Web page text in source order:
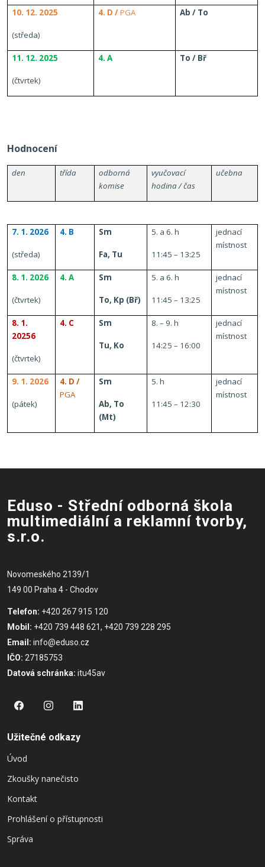
10. 12. 2025
(středa)
4. D /PGA Ab / To
11. 12. 2025
(čtvrtek)
4. A To / Bř
Hodnocení
den třída
odborná
komise
vyučovací
hodina /čas
učebna
7. 1. 2026
(středa)
4. B Sm
Fa, Tu
5. a 6. h
11:45 – 13:25
jednací
místnost
8. 1. 2026
(čtvrtek)
4. A Sm
To, Kp (Bř)
5. a 6. h
11:45 – 13:25
jednací
místnost
8. 1.
20256
(čtvrtek)
4. C Sm
Tu, Ko
8. – 9. h
14:25 – 16:00
jednací
místnost
9. 1. 2026
(pátek)
4. D /
PGA
Sm
Ab, To
(Mt)
5. h
11:45 – 12:30
jednací
místnost
Eduso - Střední odborná škola
multimediální a reklamní tvorby,
s.r.o.
Novomeského 2139/1
149 00 Praha 4 - Chodov
Telefon: +420 267 915 120
Mobil: +420 739 448 621, +420 739 228 295
Email: info@eduso.cz
IČO: 27185753
Datová schránka: itu45av
Užitečné odkazy
Úvod
Zkoušky nanečisto
Kontakt
Prohlášení o přístupnosti
Správa